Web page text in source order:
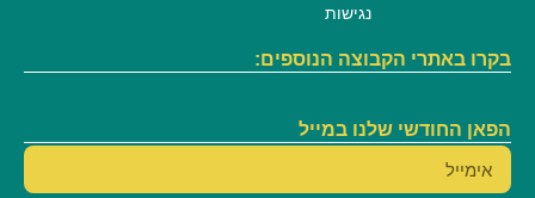
נגישות
בקרו באתרי הקבוצה הנוספים:
הפאן החודשי שלנו במייל